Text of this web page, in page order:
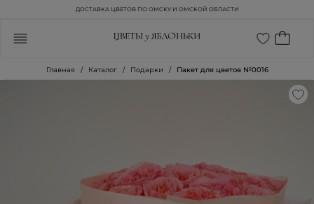
ДОСТАВКА ЦВЕТОВ ПО ОМСКУ И ОМСКОЙ ОБЛАСТИ
Главная Каталог Подарки Пакет для цветов №0016